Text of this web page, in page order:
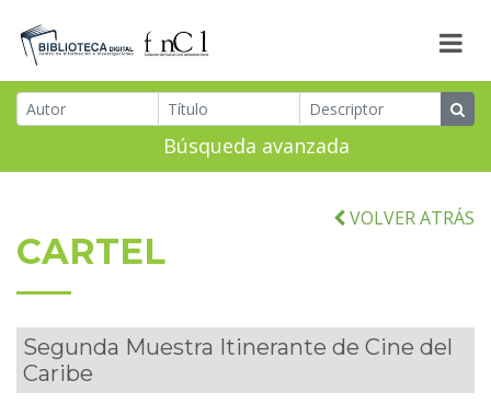
Búsqueda avanzada
VOLVER ATRÁS
CARTEL
Segunda Muestra Itinerante de Cine del
Caribe